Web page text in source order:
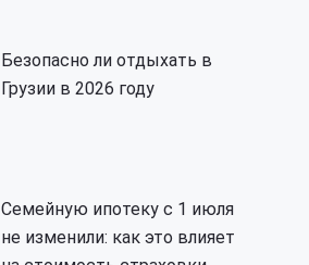
Безопасно ли отдыхать в
Грузии в 2026 году
Семейную ипотеку с 1 июля
не изменили: как это влияет